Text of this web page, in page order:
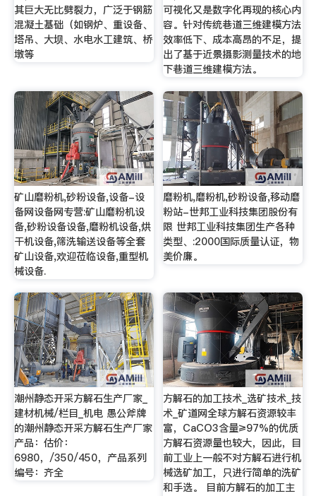
其巨大无比劈裂力，广泛于钢筋
混凝土基础（如钢炉、重设备、
塔吊、大坝、水电水工建筑、桥
墩等
可视化又是数字化再现的核心内
容。针对传统巷道三维建模方法
效率低下、成本高昂的不足，提
出了基于近景摄影测量技术的地
下巷道三维建模方法。
矿山磨粉机,砂粉设备,设备-设
备网设备网专营:矿山磨粉机设
备,砂粉设备设备,磨粉机设备,烘
干机设备,筛洗输送设备等全套
矿山设备,欢迎莅临设备,重型机
械设备.
磨粉机,磨粉机,砂粉设备,移动磨
粉站-世邦工业科技集团股份有
限 世邦工业科技集团生产各种
类型、:2000国际质量认证，物
美价廉。
潮州静态开采方解石生产厂家_
建材机械/栏目_机电 愚公斧牌
的潮州静态开采方解石生产厂家
产品：估价：
6980，/350/450，产品系列
编号：齐全
方解石的加工技术_选矿技术_技
术_矿道网全球方解石资源较丰
富，CaCO3含量≥97%的优质
方解石资源量也较大，因此，目
前工业上一般不对方解石进行机
械选矿加工，只进行简单的洗矿
和手选。 目前方解石的加工主